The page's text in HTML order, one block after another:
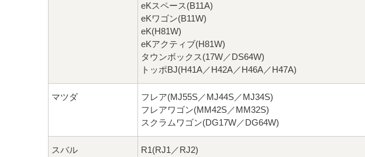
eKスペース(B11A)
eKワゴン(B11W)
eK(H81W)
eKアクティブ(H81W)
タウンボックス(17W／DS64W)
トッポBJ(H41A／H42A／H46A／H47A)
マツダ
フレア(MJ55S／MJ44S／MJ34S)
フレアワゴン(MM42S／MM32S)
スクラムワゴン(DG17W／DG64W)
スバル
R1(RJ1／RJ2)